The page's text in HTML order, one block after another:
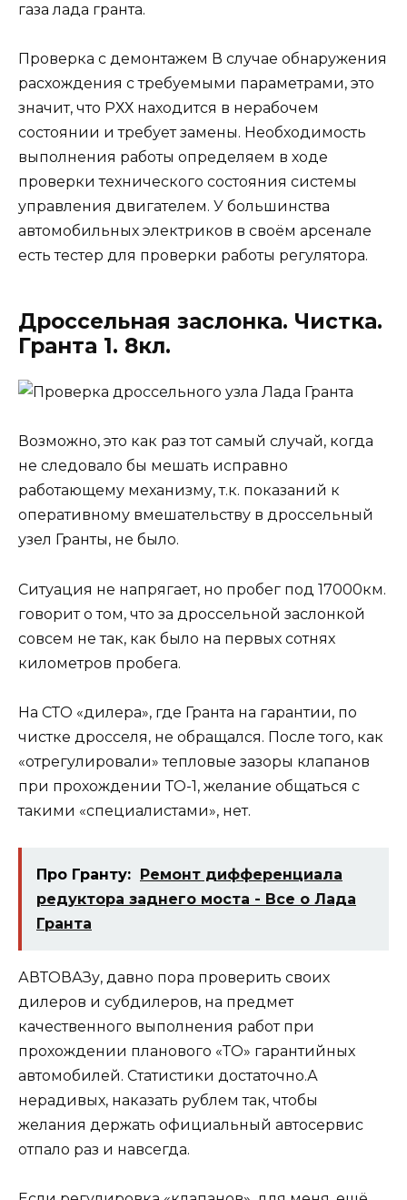
газа лада гранта.
Проверка с демонтажем В случае обнаружения
расхождения с требуемыми параметрами, это
значит, что РХХ находится в нерабочем
состоянии и требует замены. Необходимость
выполнения работы определяем в ходе
проверки технического состояния системы
управления двигателем. У большинства
автомобильных электриков в своём арсенале
есть тестер для проверки работы регулятора.
Дроссельная заслонка. Чистка.
Гранта 1. 8кл.
Возможно, это как раз тот самый случай, когда
не следовало бы мешать исправно
работающему механизму, т.к. показаний к
оперативному вмешательству в дроссельный
узел Гранты, не было.
Ситуация не напрягает, но пробег под 17000км.
говорит о том, что за дроссельной заслонкой
совсем не так, как было на первых сотнях
километров пробега.
На СТО «дилера», где Гранта на гарантии, по
чистке дросселя, не обращался. После того, как
«отрегулировали» тепловые зазоры клапанов
при прохождении ТО-1, желание общаться с
такими «специалистами», нет.
Про Гранту: Ремонт дифференциала
редуктора заднего моста - Все о Лада
Гранта
АВТОВАЗу, давно пора проверить своих
дилеров и субдилеров, на предмет
качественного выполнения работ при
прохождении планового «ТО» гарантийных
автомобилей. Статистики достаточно.А
нерадивых, наказать рублем так, чтобы
желания держать официальный автосервис
отпало раз и навсегда.